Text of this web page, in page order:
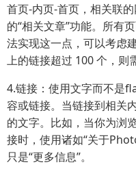
首页-内页-首页，相关联
的“相关文章”功能。所有
法实现这一点，可以考虑
上的链接超过 100 个，则
4.链接：使用文字而不是
容或链接。当链接到相关
的文字。比如，当你为浏
接时，使用诸如“关于
只是“更多信息”。